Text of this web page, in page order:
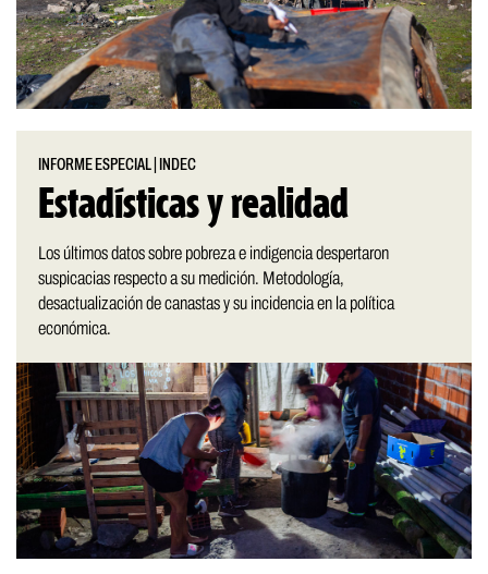
INFORME ESPECIAL INDEC
Estadísticas y realidad
Los últimos datos sobre pobreza e indigencia despertaron
suspicacias respecto a su medición. Metodología,
desactualización de canastas y su incidencia en la política
económica.